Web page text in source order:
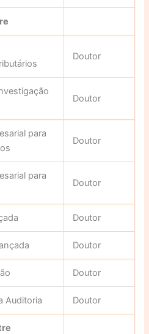
Doutor
Doutor
para
Doutor
para
Doutor
Doutor
Doutor
Doutor
Auditoria Doutor